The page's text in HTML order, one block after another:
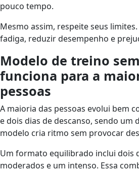
pouco tempo.
Mesmo assim, respeite seus
fadiga, reduzir desempenho e
Modelo de treino
funciona para a
pessoas
A maioria das pessoas evolui bem
e dois dias de descanso, sendo um
modelo cria ritmo sem provocar
Um formato equilibrado inclui dois
moderados e um intenso. Essa